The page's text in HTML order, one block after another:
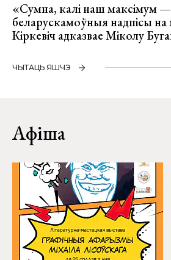
«Сумна, калі наш максімум —
беларускамоўныя надпісы на
Кіркевіч адказвае Міколу
ЧЫТАЦЬ ЯШЧЭ
Афіша